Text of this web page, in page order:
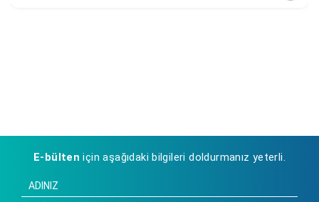
E-bülten için aşağıdaki bilgileri doldurmanız yeterli.